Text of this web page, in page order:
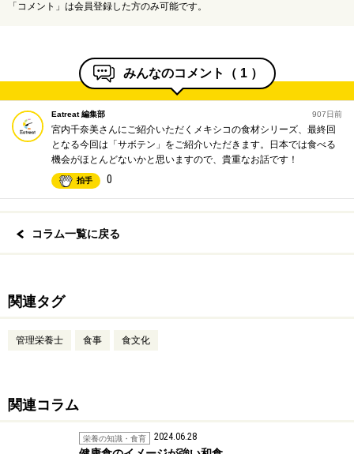
「コメント」は会員登録した方のみ可能です。
みんなのコメント（ 1 ）
Eatreat 編集部 907日前
宮内千奈美さんにご紹介いただくメキシコの食材シリーズ、最終回
となる今回は「サボテン」をご紹介いただきます。日本では食べる
機会がほとんどないかと思いますので、貴重なお話です！
拍手 0
コラム一覧に戻る
関連タグ
管理栄養士 食事 食文化
関連コラム
栄養の知識・食育 2024.06.28